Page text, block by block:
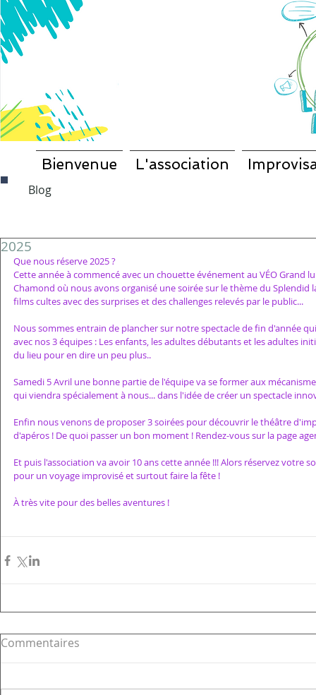
Blog
2025
Que nous réserve 2025 ?
Cette année à commencé avec un chouette événement au VÉO Grand
Chamond où nous avons organisé une soirée sur le thème du Splendid
films cultes avec des surprises et des challenges relevés par le public...
Nous sommes entrain de plancher sur notre spectacle de fin d'année
avec nos 3 équipes : Les enfants, les adultes débutants et les adultes
du lieu pour en dire un peu plus..
Samedi 5 Avril une bonne partie de l'équipe va se former aux
qui viendra spécialement à nous... dans l'idée de créer un spectacle
Enfin nous venons de proposer 3 soirées pour découvrir le théâtre
d'apéros ! De quoi passer un bon moment ! Rendez-vous sur la page
Et puis l'association va avoir 10 ans cette année !!! Alors réservez votre
pour un voyage improvisé et surtout faire la fête !
À très vite pour des belles aventures !
Commentaires
Bienvenue L'association